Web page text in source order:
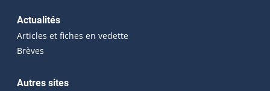
Actualités
Articles et fiches en vedette
Brèves
Autres sites